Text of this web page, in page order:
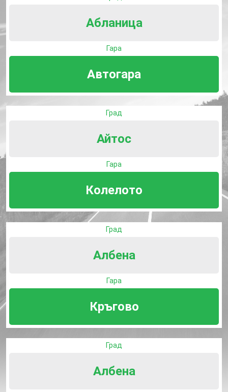
Абланица
Гара
Автогара
Град
Айтос
Гара
Колелото
Град
Албена
Гара
Кръгово
Град
Албена